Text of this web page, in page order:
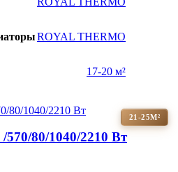
ROYAL THERMO
17-20 м²
21-25М²
570/80/1040/2210 Вт